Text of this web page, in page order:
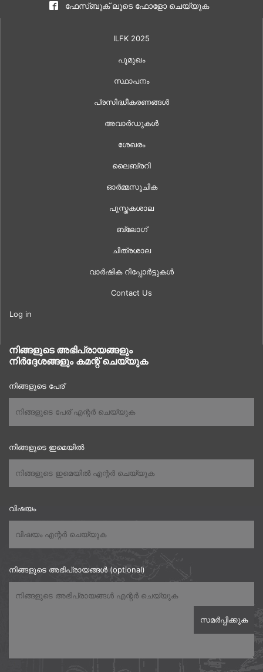
ഫേസ്ബുക് ലൂടെ ഫോളോ ചെയ്യുക
ILFK 2025
പൂമുഖം
സ്ഥാപനം
പ്രസിദ്ധീകരണങ്ങൾ
അവാർഡുകൾ
ശേഖരം
ലൈബ്രറി
ഓർമ്മസൂചിക
പുസ്തകശാല
ബ്ലോഗ്
ചിത്രശാല
വാർഷിക റിപ്പോർട്ടുകൾ
Contact Us
Log in
നിങ്ങളുടെ അഭിപ്രായങ്ങളും
നിർദ്ദേശങ്ങളും കമന്റ് ചെയ്യുക
നിങ്ങളുടെ പേര്
നിങ്ങളുടെ ഇമെയിൽ
വിഷയം
നിങ്ങളുടെ അഭിപ്രായങ്ങൾ (optional)